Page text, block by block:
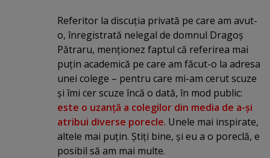
Referitor la discuţia privată pe care am avut-
o, înregistrată nelegal de domnul Dragoş
Pătraru, menţionez faptul că referirea mai
puţin academică pe care am făcut-o la adresa
unei colege – pentru care mi-am cerut scuze
şi îmi cer scuze încă o dată, în mod public:
este o uzanţă a colegilor din media de a-şi
atribui diverse porecle. Unele mai inspirate,
altele mai puţin. Ştiţi bine, şi eu a o poreclă, e
posibil să am mai multe.